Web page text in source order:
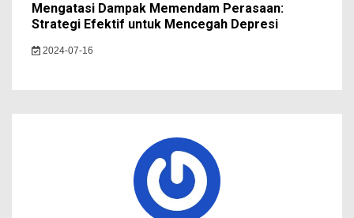
Mengatasi Dampak Memendam Perasaan:
Strategi Efektif untuk Mencegah Depresi
2024-07-16